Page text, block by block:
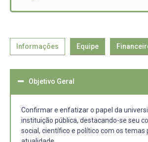
Informações Equipe
Objetivo Geral
Confirmar e enfatizar o papel da
instituição pública, destacando-se seu
social, científico e político com os temas